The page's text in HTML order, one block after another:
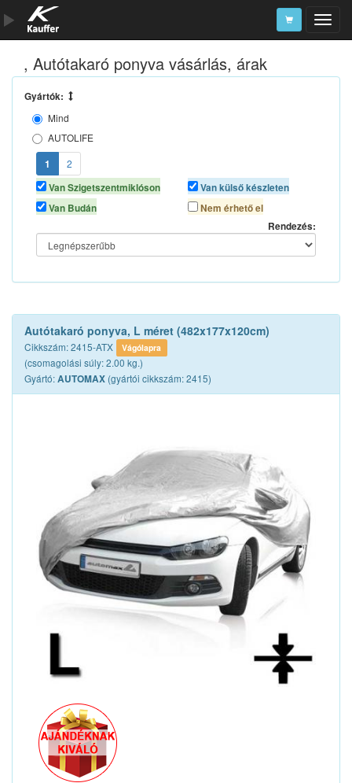
Szerszámkatalógus
Kosár
Alkatrészek
, Autótakaró ponyva vásárlás, árak
Gyártók:
Mind
AUTOLIFE
AUTOMAX
LKQ
NEO TOOLS
1
2
Van Szigetszentmiklóson
Van Budán
Van külső készleten
Nem érhető el
Rendezés:
Autótakaró ponyva, L méret (482x177x120cm)
Cikkszám: 2415-ATX Vágólapra
(csomagolási súly: 2.00 kg.)
Gyártó:AUTOMAX (gyártói cikkszám: 2415)